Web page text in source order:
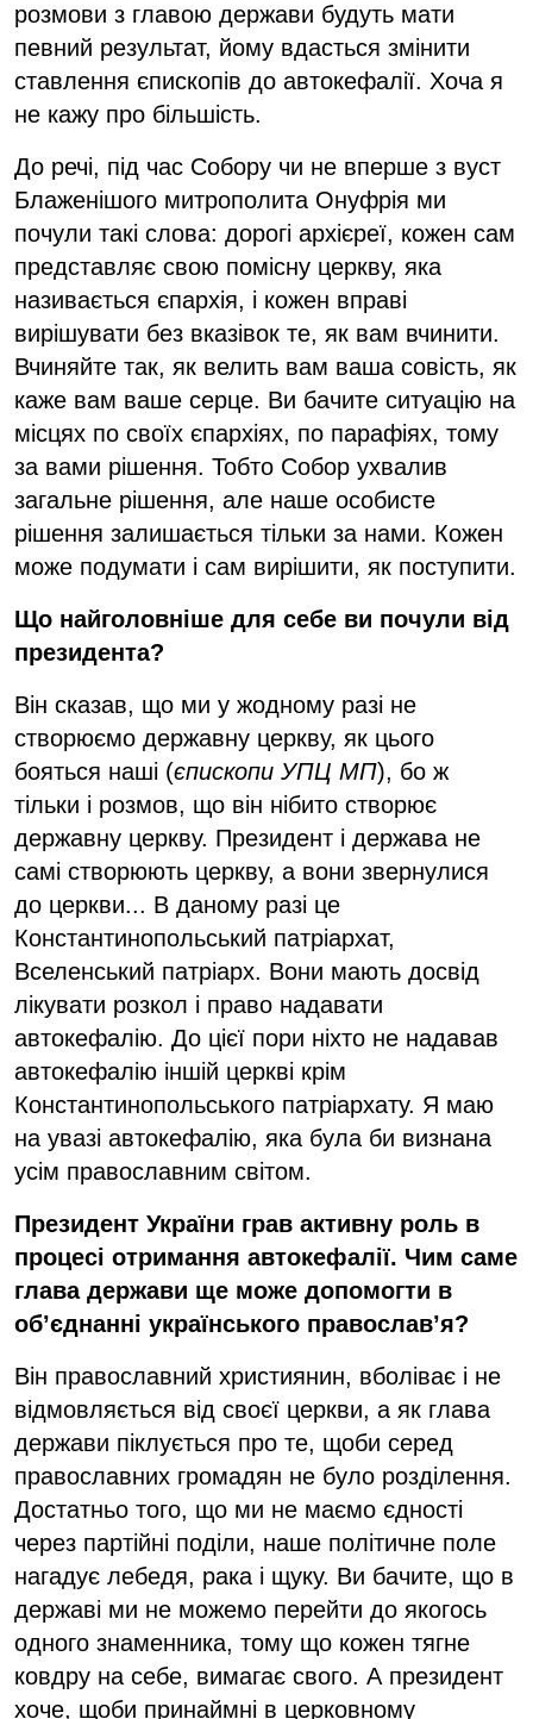
розмови з главою держави будуть мати
певний результат, йому вдасться змінити
ставлення єпископів до автокефалії. Хоча я
не кажу про більшість.
До речі, під час Собору чи не вперше з вуст
Блаженішого митрополита Онуфрія ми
почули такі слова: дорогі архієреї, кожен сам
представляє свою помісну церкву, яка
називається єпархія, і кожен вправі
вирішувати без вказівок те, як вам вчинити.
Вчиняйте так, як велить вам ваша совість, як
каже вам ваше серце. Ви бачите ситуацію на
місцях по своїх єпархіях, по парафіях, тому
за вами рішення. Тобто Собор ухвалив
загальне рішення, але наше особисте
рішення залишається тільки за нами. Кожен
може подумати і сам вирішити, як поступити.
Що найголовніше для себе ви почули від
президента?
Він сказав, що ми у жодному разі не
створюємо державну церкву, як цього
бояться наші (єпископи УПЦ МП), бо ж
тільки і розмов, що він нібито створює
державну церкву. Президент і держава не
самі створюють церкву, а вони звернулися
до церкви... В даному разі це
Константинопольський патріархат,
Вселенський патріарх. Вони мають досвід
лікувати розкол і право надавати
автокефалію. До цієї пори ніхто не надавав
автокефалію іншій церкві крім
Константинопольського патріархату. Я маю
на увазі автокефалію, яка була би визнана
усім православним світом.
Президент України грав активну роль в
процесі отримання автокефалії. Чим саме
глава держави ще може допомогти в
об’єднанні українського православ’я?
Він православний християнин, вболіває і не
відмовляється від своєї церкви, а як глава
держави піклується про те, щоби серед
православних громадян не було розділення.
Достатньо того, що ми не маємо єдності
через партійні поділи, наше політичне поле
нагадує лебедя, рака і щуку. Ви бачите, що в
державі ми не можемо перейти до якогось
одного знаменника, тому що кожен тягне
ковдру на себе, вимагає свого. А президент
хоче, щоби принаймні в церковному